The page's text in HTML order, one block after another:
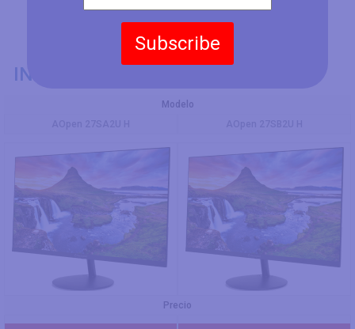
Subscribe
INFORMACIÓN GENERAL
Modelo
Precio